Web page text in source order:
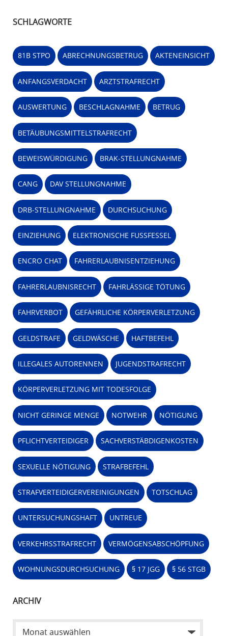
SCHLAGWORTE
81B STPO ABRECHNUNGSBETRUG AKTENEINSICHT
ANFANGSVERDACHT ARZTSTRAFRECHT
AUSWERTUNG BESCHLAGNAHME BETRUG
BETÄUBUNGSMITTELSTRAFRECHT
BEWEISWÜRDIGUNG BRAK-STELLUNGNAHME
CANG DAV STELLUNGNAHME
DRB-STELLUNGNAHME DURCHSUCHUNG
EINZIEHUNG ELEKTRONISCHE FUSSFESSEL
ENCRO CHAT FAHRERLAUBNISENTZIEHUNG
FAHRERLAUBNISRECHT FAHRLÄSSIGE TÖTUNG
FAHRVERBOT GEFÄHRLICHE KÖRPERVERLETZUNG
GELDSTRAFE GELDWÄSCHE HAFTBEFEHL
ILLEGALES AUTORENNEN JUGENDSTRAFRECHT
KÖRPERVERLETZUNG MIT TODESFOLGE
NICHT GERINGE MENGE NOTWEHR NÖTIGUNG
PFLICHTVERTEIDIGER SACHVERSTÄBDIGENKOSTEN
SEXUELLE NÖTIGUNG STRAFBEFEHL
STRAFVERTEIDIGERVEREINIGUNGEN TOTSCHLAG
UNTERSUCHUNGSHAFT UNTREUE
VERKEHRSSTRAFRECHT VERMÖGENSABSCHÖPFUNG
WOHNUNGSDURCHSUCHUNG § 17 JGG § 56 STGB
ARCHIV